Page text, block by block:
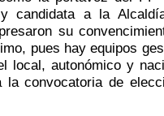
candidata a la
su
pues hay equipos
local, autonómico y
convocatoria de